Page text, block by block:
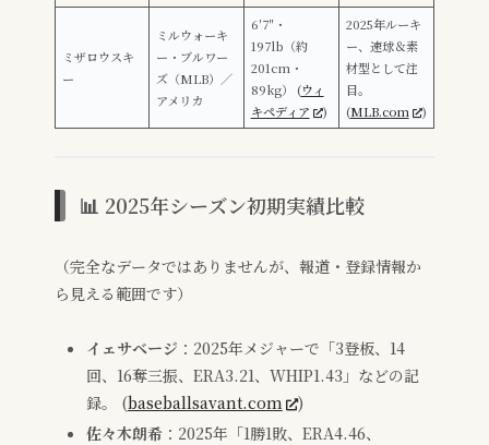
ミザロウスキ
ー
ミルウォーキ
ー・ブルワー
ズ（MLB）／
アメリカ
6′7″・
197lb（約
201cm・
89kg） (ウィ
キペディア
)
2025年ルーキ
ー、速球＆素
材型として注
目。
(MLB.com )
📊 2025年シーズン初期実績比較
（完全なデータではありませんが、報道・登録情報か
ら見える範囲です）
イェサベージ ：2025年メジャーで「3登板、14
回、16奪三振、ERA3.21、WHIP1.43」などの記
録。 (baseballsavant.com
)
佐々木朗希：2025年「1勝1敗、ERA4.46、